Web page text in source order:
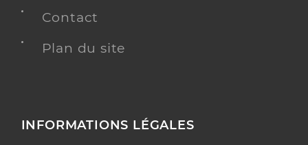
Contact
Plan du site
INFORMATIONS LÉGALES